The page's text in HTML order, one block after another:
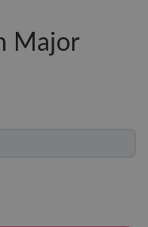
Major